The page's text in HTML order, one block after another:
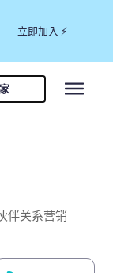
立即加入 ⚡
伴关系营销